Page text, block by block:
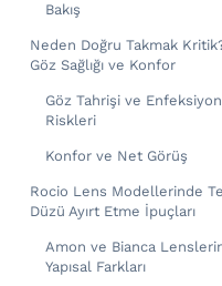
Bakış
Neden Doğru Takmak
Göz Sağlığı ve Konfor
Göz Tahrişi ve Enfeksiyon
Riskleri
Konfor ve Net Görüş
Rocio Lens Modellerinde
Düzü Ayırt Etme İpuçları
Amon ve Bianca
Yapısal Farkları